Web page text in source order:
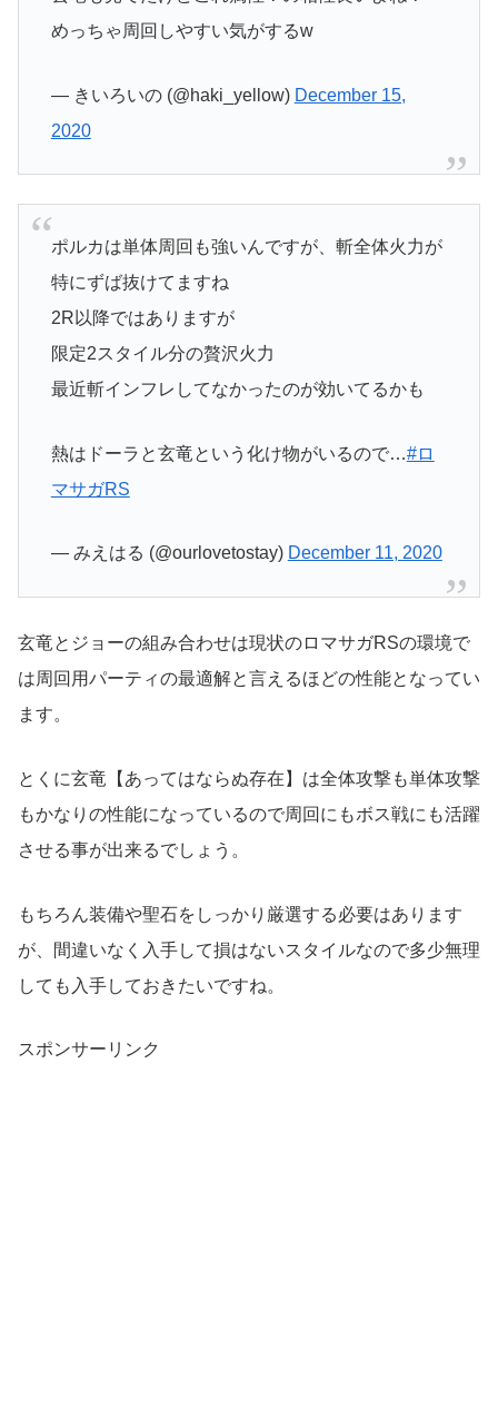
めっちゃ周回しやすい気がするw
— きいろいの (@haki_yellow) December 15,
2020
ポルカは単体周回も強いんですが、斬全体火力が
特にずば抜けてますね
2R以降ではありますが
限定2スタイル分の贅沢火力
最近斬インフレしてなかったのが効いてるかも
熱はドーラと玄竜という化け物がいるので…#ロ
マサガRS
— みえはる (@ourlovetostay) December 11, 2020
玄竜とジョーの組み合わせは現状のロマサガRSの環境で
は周回用パーティの最適解と言えるほどの性能となってい
ます。
とくに玄竜【あってはならぬ存在】は全体攻撃も単体攻撃
もかなりの性能になっているので周回にもボス戦にも活躍
させる事が出来るでしょう。
もちろん装備や聖石をしっかり厳選する必要はあります
が、間違いなく入手して損はないスタイルなので多少無理
しても入手しておきたいですね。
スポンサーリンク